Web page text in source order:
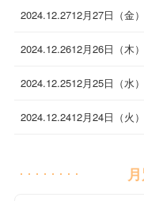
2024.12.2712月27日（金
2024.12.2612月26日（木
2024.12.2512月25日（水
2024.12.2412月24日（火